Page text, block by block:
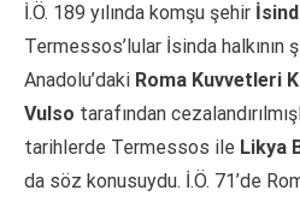
İ.Ö. 189 yılında komşu şehir
Termessos’lular İsinda halkının
Anadolu’daki Roma Kuvvetleri
Vulso tarafından
tarihlerde Termessos ile Likya
da söz konusuydu. İ.Ö. 71’de